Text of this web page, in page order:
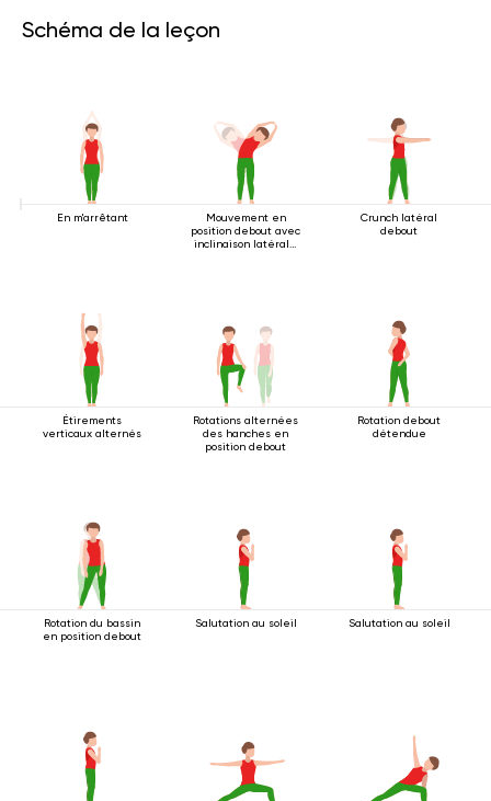
Schéma de la leçon
En m'arrêtant
Mouvement en
position debout avec
inclinaison latérale
Crunch latéral
debout
Étirements
verticaux alternés
Rotations alternées
des hanches en
position debout
Rotation debout
détendue
Rotation du bassin
en position debout
Salutation au soleil Salutation au soleil